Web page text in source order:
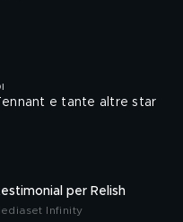
e tante altre star
per Relish
Infinity